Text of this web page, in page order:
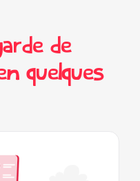
de
quelques